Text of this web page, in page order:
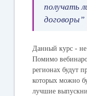
получать
договоры”
Данный курс - не
Помимо
регионах будут
которых можно
лучшие